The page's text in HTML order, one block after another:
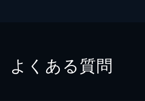
よくある質問